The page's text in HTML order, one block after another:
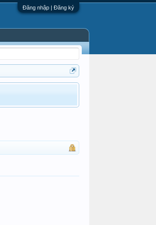
Đăng nhập | Đăng ký